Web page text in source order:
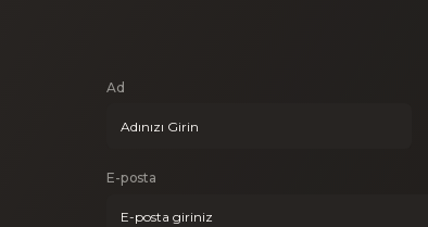
Ad
E-posta